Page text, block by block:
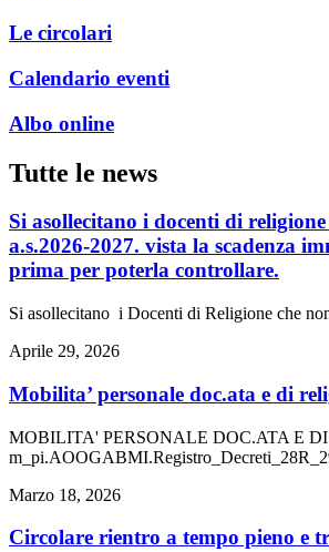
Le circolari
Calendario eventi
Albo online
Tutte le news
si asollecitano i docenti di religione che non avessero ancora presentato la scheda valutazione dei titoli per la compilazione della graduatoria su base diocesana
a.s.2026-2027. vista la scadenza
prima per poterla controllare.
Si asollecitano i Docenti di Religione che
Aprile 29, 2026
mobilita’ personale doc.ata e di
MOBILITA' PERSONALE DOC.ATA E DI
Marzo 18, 2026
circolare rientro a tempo pieno e